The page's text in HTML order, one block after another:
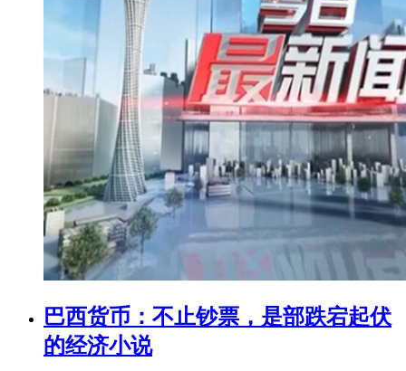
巴西货币：不止钞票，是部跌宕起伏
的经济小说